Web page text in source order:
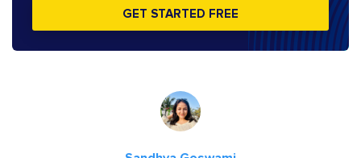
GET STARTED FREE